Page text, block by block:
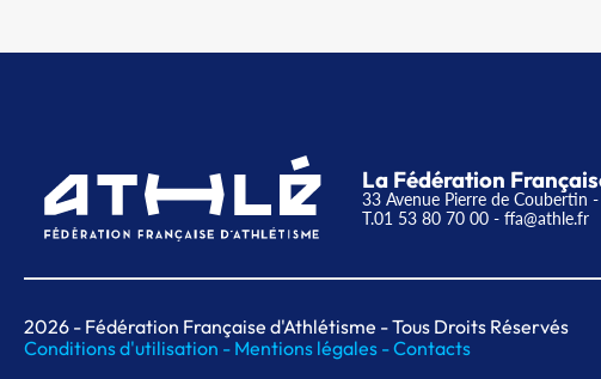
La Fédération
33 Avenue Pierre de Coubertin
T.01 53 80 70 00 - ffa@athle.fr
2026 - Fédération Française d'Athlétisme - Tous Droits Réservés
Conditions d'utilisation - Mentions légales -Contacts